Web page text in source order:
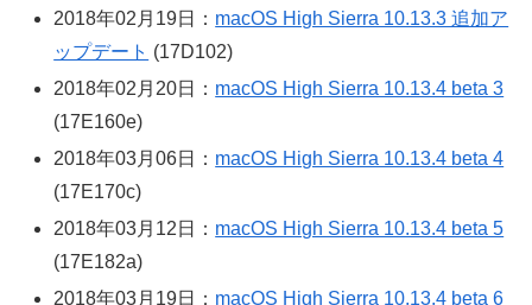
2018年02月19日： macOS High Sierra 10.13.3 追加ア
ップデート (17D102)
2018年02月20日： macOS High Sierra 10.13.4 beta 3
(17E160e)
2018年03月06日： macOS High Sierra 10.13.4 beta 4
(17E170c)
2018年03月12日： macOS High Sierra 10.13.4 beta 5
(17E182a)
2018年03月19日： macOS High Sierra 10.13.4 beta 6